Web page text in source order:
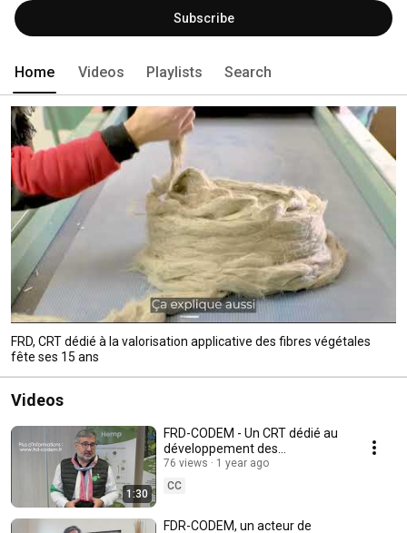
Subscribe
Home Videos Playlists Search
FRD, CRT dédié à la valorisation applicative des fibres végétales
fête ses 15 ans
Videos
1:30
FRD-CODEM - Un CRT dédié au
développement des
écomatériaux et matériaux
biosourcés
76 views
1 year ago
CC
FDR-CODEM, un acteur de